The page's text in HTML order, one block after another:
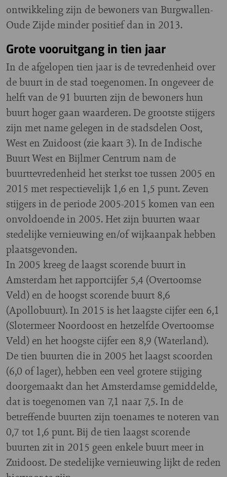
ontwikkeling zijn de bewoners van Burgwallen-
Oude Zijde minder positief dan in 2013.
Grote vooruitgang in tien jaar
In de afgelopen tien jaar is de tevredenheid over
de buurt in de stad toegenomen. In ongeveer de
helft van de 91 buurten zijn de bewoners hun
buurt hoger gaan waarderen. De grootste stijgers
zijn met name gelegen in de stadsdelen Oost,
West en Zuidoost (zie kaart 3). In de Indische
Buurt West en Bijlmer Centrum nam de
buurttevredenheid het sterkst toe tussen 2005 en
2015 met respectievelijk 1,6 en 1,5 punt. Zeven
stijgers in de periode 2005-2015 komen van een
onvoldoende in 2005. Het zijn buurten waar
stedelijke vernieuwing en/of wijkaanpak hebben
plaatsgevonden.
In 2005 kreeg de laagst scorende buurt in
Amsterdam het rapportcijfer 5,4 (Overtoomse
Veld) en de hoogst scorende buurt 8,6
(Apollobuurt). In 2015 is het laagste cijfer een 6,1
(Slotermeer Noordoost en hetzelfde Overtoomse
Veld) en het hoogste cijfer een 8,9 (Waterland).
De tien buurten die in 2005 het laagst scoorden
(6,0 of lager), hebben een veel grotere stijging
doorgemaakt dan het Amsterdamse gemiddelde,
dat is toegenomen van 7,1 naar 7,5. In de
betreffende buurten zijn toenames te noteren van
0,7 tot 1,6 punt. Bij de tien laagst scorende
buurten zit in 2015 geen enkele buurt meer in
Zuidoost. De stedelijke vernieuwing lijkt de reden